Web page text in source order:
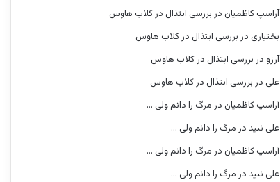
آراسپ کاظمیان در بررسی ابتذال در کلاب هاوس
بختیاری در بررسی ابتذال در کلاب هاوس
آرزو در بررسی ابتذال در کلاب هاوس
علی در بررسی ابتذال در کلاب هاوس
آراسپ کاظمیان در مرگ را دانم ولی …
علی نبید در مرگ را دانم ولی …
آراسپ کاظمیان در مرگ را دانم ولی …
علی نبید در مرگ را دانم ولی …